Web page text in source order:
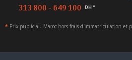
313 800 - 649 100 DH *
* Prix public au Maroc hors frais d'immatriculation et